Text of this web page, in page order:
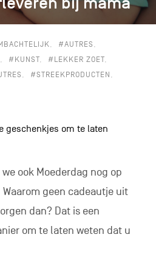
#AUTRES
#KUNST
#LEKKER ZOET
#STREEKPRODUCTEN
geschenkjes om te laten
we ook Moederdag nog op
geen cadeautje uit
dan? Dat is een
om te laten weten dat u